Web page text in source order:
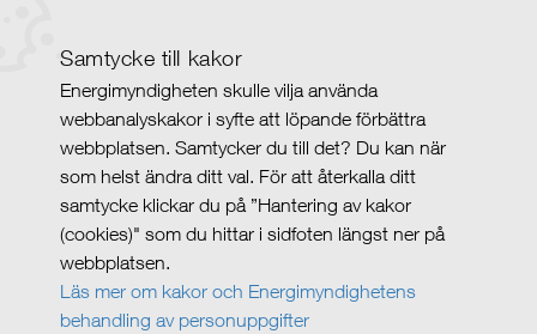
Samtycke till kakor
Energimyndigheten skulle vilja använda
webbanalyskakor i syfte att löpande förbättra
webbplatsen. Samtycker du till det? Du kan när
som helst ändra ditt val. För att återkalla ditt
samtycke klickar du på ”Hantering av kakor
(cookies)" som du hittar i sidfoten längst ner på
webbplatsen.
Läs mer om kakor och Energimyndighetens
behandling av personuppgifter